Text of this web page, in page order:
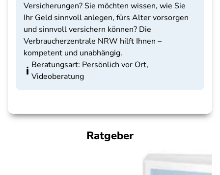
Versicherungen? Sie möchten wissen, wie Sie
Ihr Geld sinnvoll anlegen, fürs Alter vorsorgen
und sinnvoll versichern können? Die
Verbraucherzentrale NRW hilft Ihnen –
kompetent und unabhängig.
Beratungsart: Persönlich vor Ort,
Videoberatung
Ratgeber